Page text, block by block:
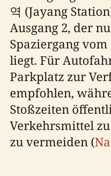
역 (Jayang
Ausgang 2, der
Spaziergang
liegt. Für
Parkplatz zur
empfohlen,
Stoßzeiten
Verkehrsmittel
zu vermeiden (